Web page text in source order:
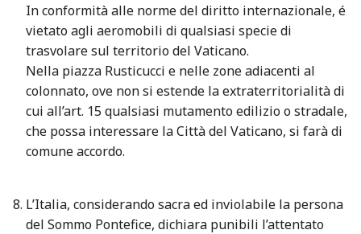
In conformità alle norme del diritto internazionale, é
vietato agli aeromobili di qualsiasi specie di
trasvolare sul territorio del Vaticano.
Nella piazza Rusticucci e nelle zone adiacenti al
colonnato, ove non si estende la extraterritorialità di
cui all’art. 15 qualsiasi mutamento edilizio o stradale,
che possa interessare la Città del Vaticano, si farà di
comune accordo.
L’Italia, considerando sacra ed inviolabile la persona
del Sommo Pontefice, dichiara punibili l’attentato